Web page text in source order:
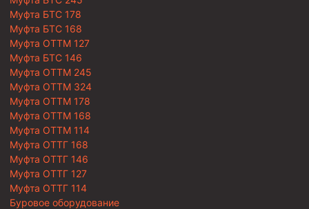
Муфта БТС 178
Муфта БТС 168
Муфта ОТТМ 127
Муфта БТС 146
Муфта ОТТМ 245
Муфта ОТТМ 324
Муфта ОТТМ 178
Муфта ОТТМ 168
Муфта ОТТМ 114
Муфта ОТТГ 168
Муфта ОТТГ 146
Муфта ОТТГ 127
Муфта ОТТГ 114
Буровое оборудование